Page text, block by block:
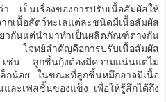
เป็นเรื่องของการปรับเนื้อสัมผัสให้
กเนื้อสัตว์ทะเลแต่ละชนิดมีเนื้อสัมผัส
วกันแต่นำมาทำเป็นผลิตภัณฑ์ต่างกัน
โจทย์สำคัญคือการปรับเนื้อสัมผัส
เช่น ลูกชิ้นกุ้งต้องมีความแน่นแต่ไม่
กน้อย ในขณะที่ลูกชิ้นหมึกอาจมีเนื้อ
ละเฟสชิ้นของแข็ง เพื่อให้รู้สึกได้ถึง